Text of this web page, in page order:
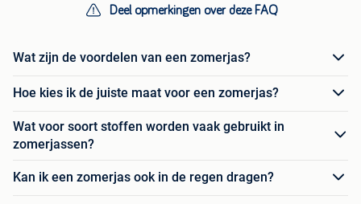
Deel opmerkingen over deze FAQ
Wat zijn de voordelen van een zomerjas?
Hoe kies ik de juiste maat voor een zomerjas?
Wat voor soort stoffen worden vaak gebruikt in
zomerjassen?
Kan ik een zomerjas ook in de regen dragen?